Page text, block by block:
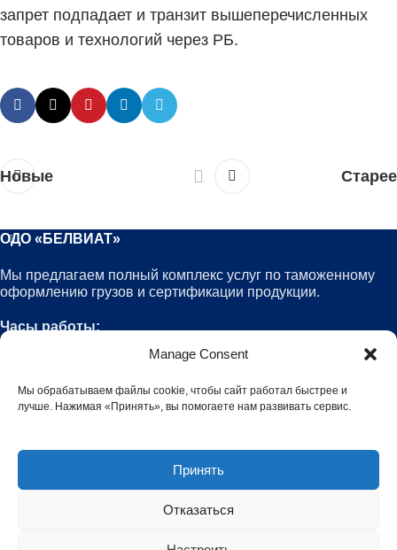
Manage Consent
Мы обрабатываем файлы cookie, чтобы сайт работал быстрее и
лучше. Нажимая «Принять», вы помогаете нам развивать сервис.
Принять
Отказаться
запрет подпадает и транзит вышеперечисленных
товаров и технологий через РБ.
Новые Старее
ОДО «БЕЛВИАТ»
Мы предлагаем полный комплекс услуг по таможенному
оформлению грузов и сертификации продукции.
Часы работы:
9 00 – 18 00
УСЛУГИ